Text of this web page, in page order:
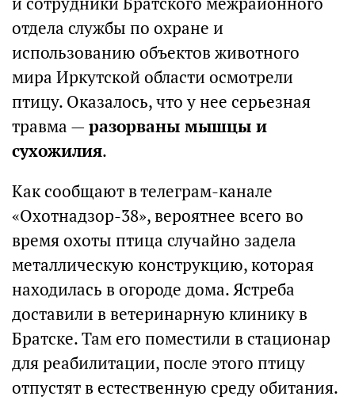
отдела службы по охране и
использованию объектов животного
мира Иркутской области осмотрели
птицу. Оказалось, что у нее серьезная
травма —разорваны мышцы и
сухожилия.
Как сообщают в телеграм-канале
«Охотнадзор-38», вероятнее всего во
время охоты птица случайно задела
металлическую конструкцию, которая
находилась в огороде дома. Ястреба
доставили в ветеринарную клинику в
Братске. Там его поместили в стационар
для реабилитации, после этого птицу
отпустят в естественную среду обитания.